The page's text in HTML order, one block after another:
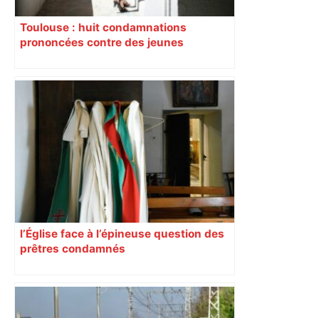
Toulouse : huit condamnations
prononcées contre des jeunes
l’Église face à l’épineuse question des
prêtres condamnés